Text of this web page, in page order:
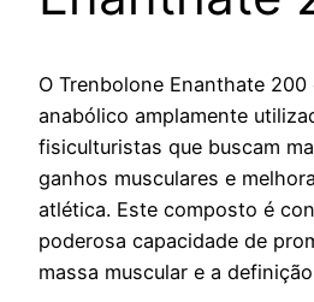
O Trenbolone Enanthate
anabólico amplamente
fisiculturistas que buscam
ganhos musculares e
atlética. Este composto é
poderosa capacidade de
massa muscular e a